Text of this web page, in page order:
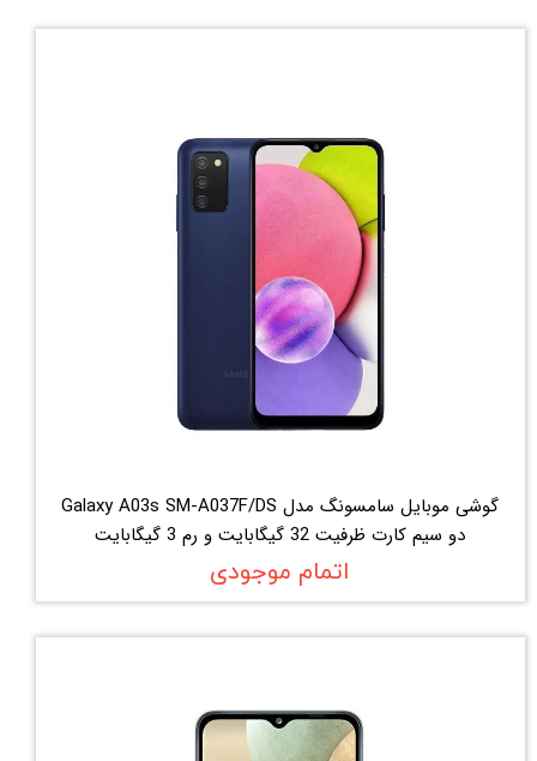
گوشی موبایل سامسونگ مدل Galaxy A03s SM-A037F/DS
دو سیم کارت ظرفیت 32 گیگابایت و رم 3 گیگابایت
اتمام موجودی